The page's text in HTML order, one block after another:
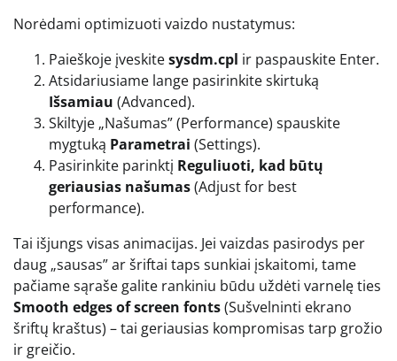
Norėdami optimizuoti vaizdo nustatymus:
Paieškoje įveskitesysdm.cpl ir paspauskite Enter.
Atsidariusiame lange pasirinkite skirtuką
Išsamiau (Advanced).
Skiltyje „Našumas” (Performance) spauskite
mygtuką Parametrai (Settings).
Pasirinkite parinktį Reguliuoti, kad būtų
geriausias našumas(Adjust for best
performance).
Tai išjungs visas animacijas. Jei vaizdas pasirodys per
daug „sausas” ar šriftai taps sunkiai įskaitomi, tame
pačiame sąraše galite rankiniu būdu uždėti varnelę ties
Smooth edges of screen fonts(Sušvelninti ekrano
šriftų kraštus) – tai geriausias kompromisas tarp grožio
ir greičio.